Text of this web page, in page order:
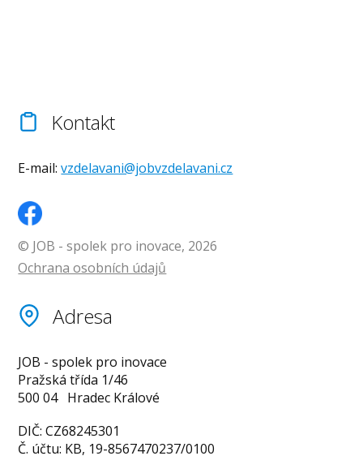
Kontakt
E-mail:vzdelavani@jobvzdelavani.cz
© JOB - spolek pro inovace, 2026
Ochrana osobních údajů
Adresa
JOB - spolek pro inovace
Pražská třída 1/46
500 04 Hradec Králové
DIČ: CZ68245301
Č. účtu: KB, 19-8567470237/0100